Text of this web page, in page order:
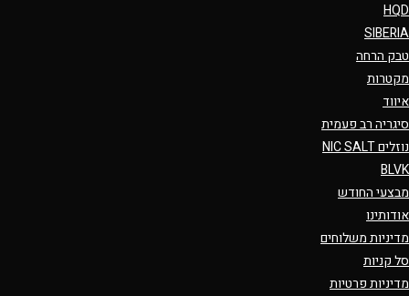
HQD
SIBERIA
טבק הרחה
מקטרות
איווד
סיגריה רב פעמית
נוזלים NIC SALT
BLVK
מבצעי החודש
אודותינו
מדיניות משלוחים
סל קניות
מדיניות פרטיות